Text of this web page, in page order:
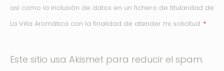
así como la inclusión de datos en un fichero de titularidad de
La Villa Aromática con la finalidad de atender mi solicitud. *
Este sitio usa Akismet para reducir el spam.